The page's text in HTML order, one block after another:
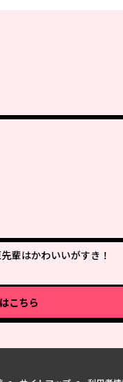
輩はかわいいがすき！
こちら